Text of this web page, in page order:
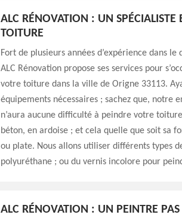
ALC RÉNOVATION : UN SPÉCIALISTE
TOITURE
Fort de plusieurs années d’expérience dans
ALC Rénovation propose ses services pour
votre toiture dans la ville de Origne 33113.
équipements nécessaires ; sachez que, notre
n’aura aucune difficulté à peindre votre
béton, en ardoise ; et cela quelle que soit sa
ou plate. Nous allons utiliser différents types
polyuréthane ; ou du vernis incolore pour
ALC RÉNOVATION : UN PEINTRE